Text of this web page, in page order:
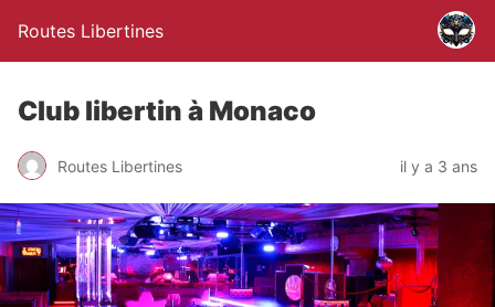
Routes Libertines
Club libertin à Monaco
Routes Libertines il y a 3 ans